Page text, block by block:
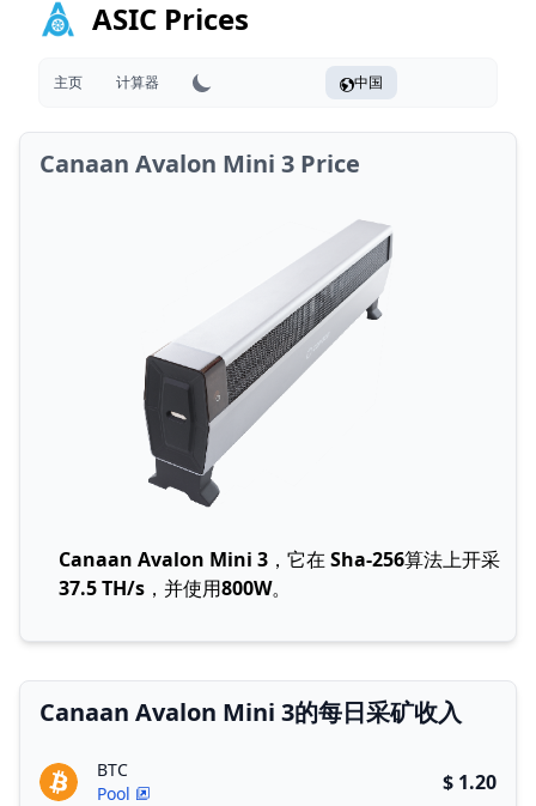
ASIC Prices
主页 计算器 中国
Canaan Avalon Mini 3 Price
Canaan Avalon Mini 3 ，它在 Sha-256算法上开采
37.5 TH/s ，并使用800W。
Canaan Avalon Mini 3的每日采矿收入
BTC
Pool
$ 1.20